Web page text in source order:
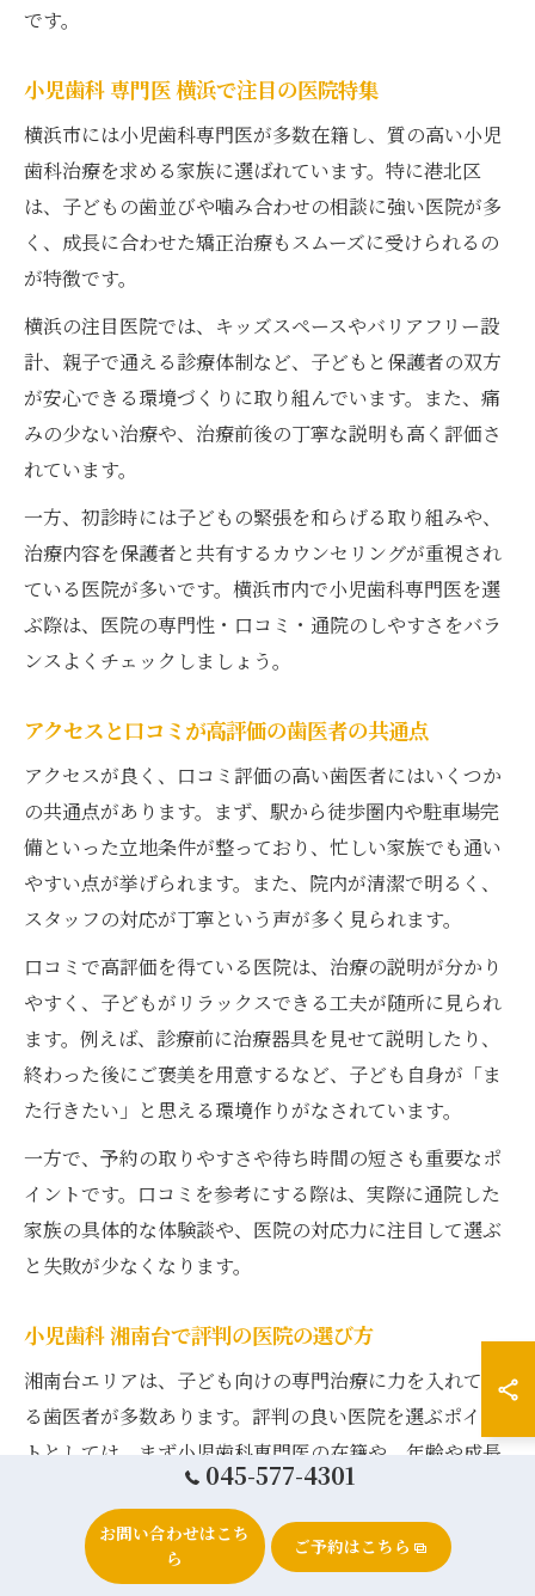
です。
小児歯科 専門医 横浜で注目の医院特集
横浜市には小児歯科専門医が多数在籍し、質の高い小児
歯科治療を求める家族に選ばれています。特に港北区
は、子どもの歯並びや噛み合わせの相談に強い医院が多
く、成長に合わせた矯正治療もスムーズに受けられるの
が特徴です。
横浜の注目医院では、キッズスペースやバリアフリー設
計、親子で通える診療体制など、子どもと保護者の双方
が安心できる環境づくりに取り組んでいます。また、痛
みの少ない治療や、治療前後の丁寧な説明も高く評価さ
れています。
一方、初診時には子どもの緊張を和らげる取り組みや、
治療内容を保護者と共有するカウンセリングが重視され
ている医院が多いです。横浜市内で小児歯科専門医を選
ぶ際は、医院の専門性・口コミ・通院のしやすさをバラ
ンスよくチェックしましょう。
アクセスと口コミが高評価の歯医者の共通点
アクセスが良く、口コミ評価の高い歯医者にはいくつか
の共通点があります。まず、駅から徒歩圏内や駐車場完
備といった立地条件が整っており、忙しい家族でも通い
やすい点が挙げられます。また、院内が清潔で明るく、
スタッフの対応が丁寧という声が多く見られます。
口コミで高評価を得ている医院は、治療の説明が分かり
やすく、子どもがリラックスできる工夫が随所に見られ
ます。例えば、診療前に治療器具を見せて説明したり、
終わった後にご褒美を用意するなど、子ども自身が「ま
た行きたい」と思える環境作りがなされています。
一方で、予約の取りやすさや待ち時間の短さも重要なポ
イントです。口コミを参考にする際は、実際に通院した
家族の具体的な体験談や、医院の対応力に注目して選ぶ
と失敗が少なくなります。
小児歯科 湘南台で評判の医院の選び方
湘南台エリアは、子ども向けの専門治療に力を入れてい
る歯医者が多数あります。評判の良い医院を選ぶポイン
トとしては、まず小児歯科専門医の在籍や、年齢や成長
段階に合わせた治療プランの提案ができるかどうかが挙
げられます。
また、湘南台では、定期検診やフッ素塗布、歯磨き指導
045-577-4301
お問い合わせはこち
ら
ご予約はこちら